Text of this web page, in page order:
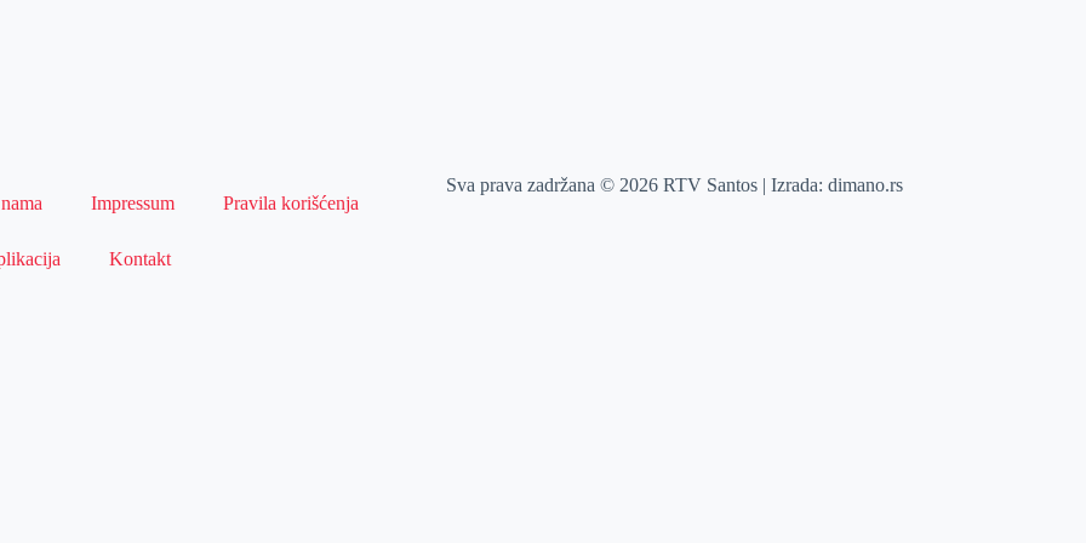
Impressum Pravila korišćenja
Kontakt
Sva prava zadržana © 2026 RTV Santos | Izrada:dimano.rs